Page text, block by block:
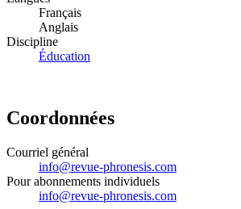
Français
Anglais
Discipline
Éducation
Coordonnées
Courriel général
info@revue-phronesis.com
Pour abonnements individuels
info@revue-phronesis.com